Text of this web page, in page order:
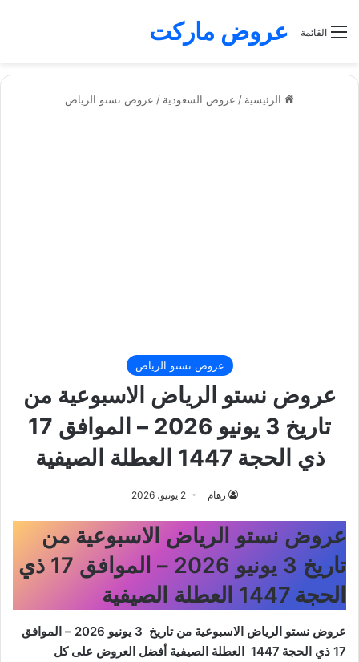
عروض ماركت القائمة
الرئيسية / عروض السعودية / عروض نستو الرياض
عروض نستو الرياض
عروض نستو الرياض الاسبوعية من
تاريخ 3 يونيو 2026 – الموافق 17
ذي الحجة 1447 العطلة الصيفية
رهام 2 يونيو، 2026
عروض نستو الرياض الاسبوعية من
تاريخ 3 يونيو 2026 – الموافق 17 ذي
الحجة 1447 العطلة الصيفية
عروض نستو الرياض الاسبوعية من تاريخ 3 يونيو 2026 – الموافق
17 ذي الحجة 1447 العطلة الصيفية
أفضل العروض على كل